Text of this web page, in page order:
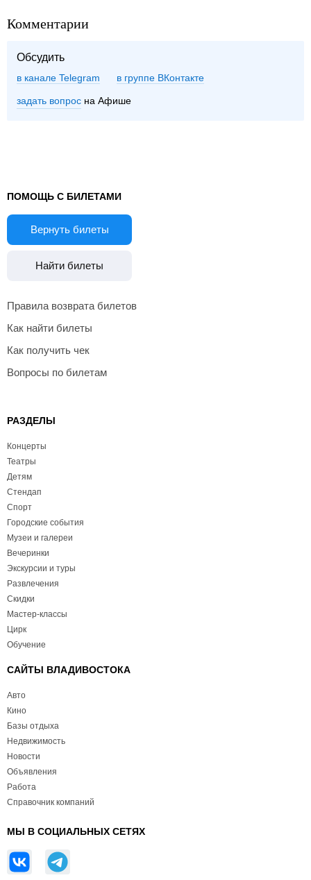
Комментарии
Обсудить
в канале Telegram группе ВКонтакте
задать вопрос на Афише
ПОМОЩЬ С БИЛЕТАМИ
Вернуть билеты
Найти билеты
Правила возврата билетов
Как найти билеты
Как получить чек
Вопросы по билетам
РАЗДЕЛЫ
Концерты
Театры
Детям
Стендап
Спорт
Городские события
Музеи и галереи
Вечеринки
Экскурсии и туры
Развлечения
Скидки
Мастер-классы
Цирк
Обучение
САЙТЫ ВЛАДИВОСТОКА
Авто
Кино
Базы отдыха
Недвижимость
Новости
Объявления
Работа
Справочник компаний
МЫ В СОЦИАЛЬНЫХ СЕТЯХ